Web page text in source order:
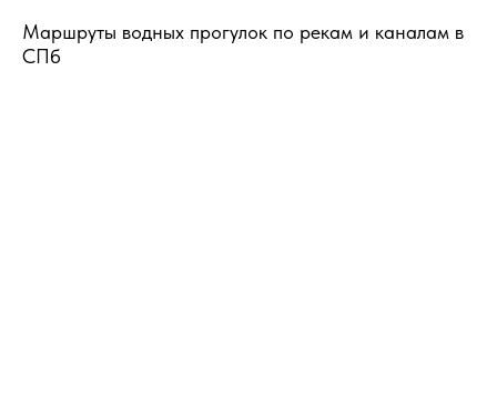
Маршруты водных прогулок по рекам и каналам в
СПб